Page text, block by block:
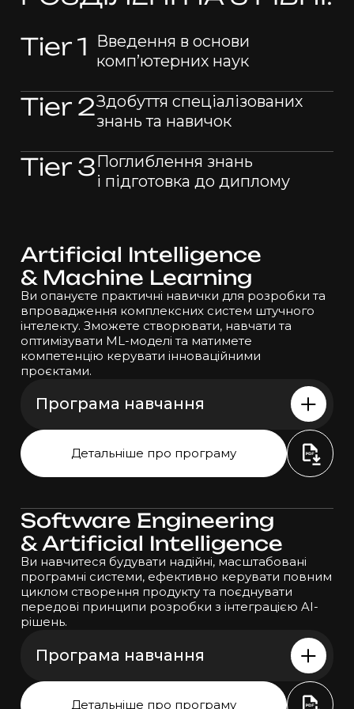
Tier 1
Введення в основи
комп’ютерних наук
Tier 2Здобуття спеціалізованих
знань та навичок
Tier 3Поглиблення знань
і підготовка до диплому
Artificial Intelligence
& Machine Learning
Ви опануєте практичні навички для розробки та
впровадження комплексних систем штучного
інтелекту. Зможете створювати, навчати та
оптимізувати ML-моделі та матимете
компетенцію керувати інноваційними
проєктами.
Програма навчання
Python Programming: Foundations and
Best Practices
Introduction to Problem-Solving
Techniques
Basic Algorithms and Data Structures
Tier 2
Numerical Programming in Python
Relational Databases: Concepts and
Techniques in Data Analytics
Machine Learning: Fundamentals and
Introduction to Deep Learning
Generative and Agentic AI
Applied Machine Learning: Business Cases
Детальніше про програму
Software Engineering
& Artificial Intelligence
Ви навчитеся будувати надійні, масштабовані
програмні системи, ефективно керувати повним
циклом створення продукту та поєднувати
передові принципи розробки з інтеграцією AI-
рішень.
Програма навчання
Детальніше про програму